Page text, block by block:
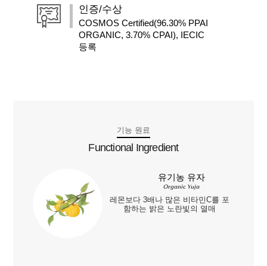
인증/수상
COSMOS Certified(96.30% PPAI
ORGANIC, 3.70% CPAI), IECIC
등록
기능 원료
Functional Ingredient
유기농 유자
Organic Yuja
레몬보다 3배나 많은 비타민C를 포
함하는 밝은 노란빛의 열매